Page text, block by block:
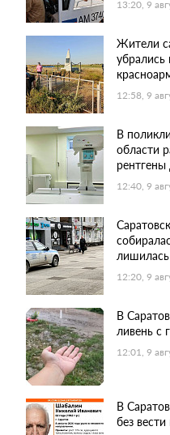
13:20, 9
Жители
убрались
12:58, 9
В
области
12:40, 9
12:20, 9
В
ливень с
12:01, 9
В
без